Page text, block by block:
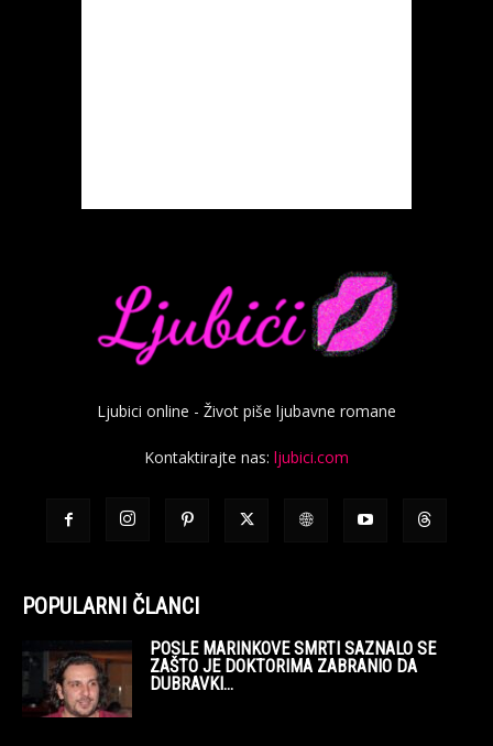
Ljubici online - Život piše ljubavne romane
Kontaktirajte nas: ljubici.com
POPULARNI ČLANCI
POSLE MARINKOVE SMRTI SAZNALO SE
ZAŠTO JE DOKTORIMA ZABRANIO DA
DUBRAVKI...